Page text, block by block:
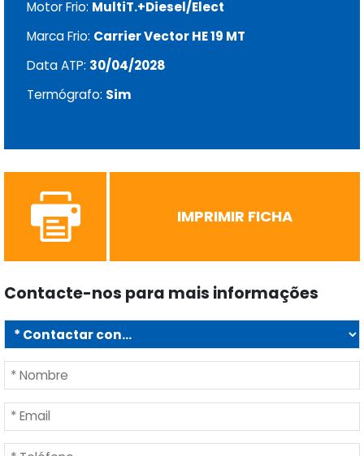
Motor Frio: MultiT.+Diesel/Elect
Marca Frio: Carrier Vector HE 19 MT
Data ATP: 30/04/2028
Termógrafo: Sim
IMPRIMIR FICHA
Contacte-nos para mais informações